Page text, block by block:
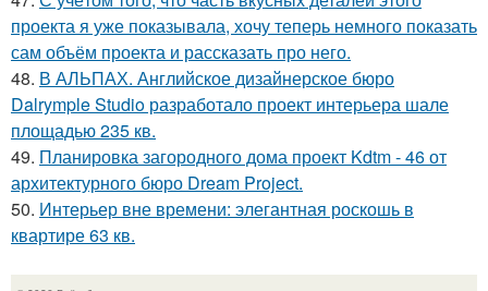
проекта я уже показывала, хочу теперь немного показать
сам объём проекта и рассказать про него.
48. В АЛЬПАХ. Английское дизайнерское бюро
Dalrymple Studio разработало проект интерьера шале
площадью 235 кв.
49. Планировка загородного дома проект Kdtm - 46 от
архитектурного бюро Dream Project.
50. Интерьер вне времени: элегантная роскошь в
квартире 63 кв.